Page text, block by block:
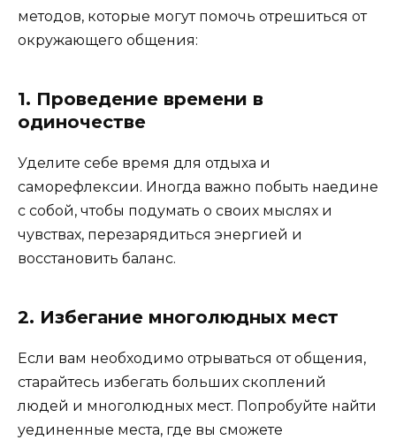
методов, которые могут помочь отрешиться от
окружающего общения:
1. Проведение времени в
одиночестве
Уделите себе время для отдыха и
саморефлексии. Иногда важно побыть наедине
с собой, чтобы подумать о своих мыслях и
чувствах, перезарядиться энергией и
восстановить баланс.
2. Избегание многолюдных мест
Если вам необходимо отрываться от общения,
старайтесь избегать больших скоплений
людей и многолюдных мест. Попробуйте найти
уединенные места, где вы сможете